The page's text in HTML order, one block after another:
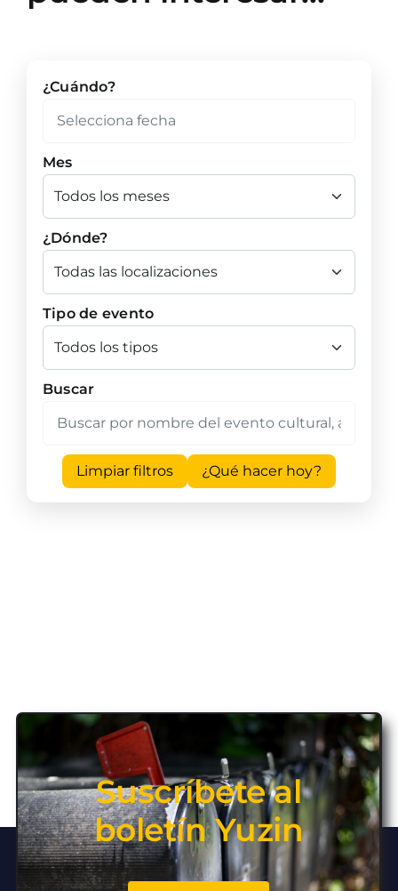
¿Cuándo?
Mes
¿Dónde?
Tipo de evento
Buscar
Limpiar filtros ¿Qué hacer hoy?
Suscríbete al
boletín Yuzin